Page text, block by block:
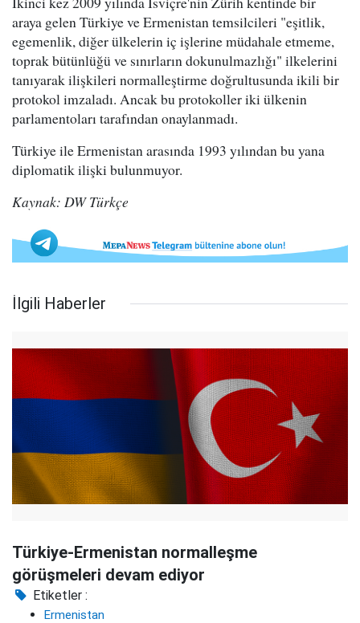
araya gelen Türkiye ve Ermenistan temsilcileri "eşitlik,
egemenlik, diğer ülkelerin iç işlerine müdahale etmeme,
toprak bütünlüğü ve sınırların dokunulmazlığı" ilkelerini
tanıyarak ilişkileri normalleştirme doğrultusunda ikili bir
protokol imzaladı. Ancak bu protokoller iki ülkenin
parlamentoları tarafından onaylanmadı.
Türkiye ile Ermenistan arasında 1993 yılından bu yana
diplomatik ilişki bulunmuyor.
Kaynak: DW Türkçe
İlgili Haberler
Türkiye-Ermenistan normalleşme
görüşmeleri devam ediyor
Etiketler :
Ermenistan